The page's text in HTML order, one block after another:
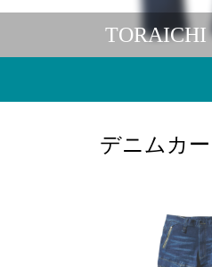
TORAICHI
デニムカ